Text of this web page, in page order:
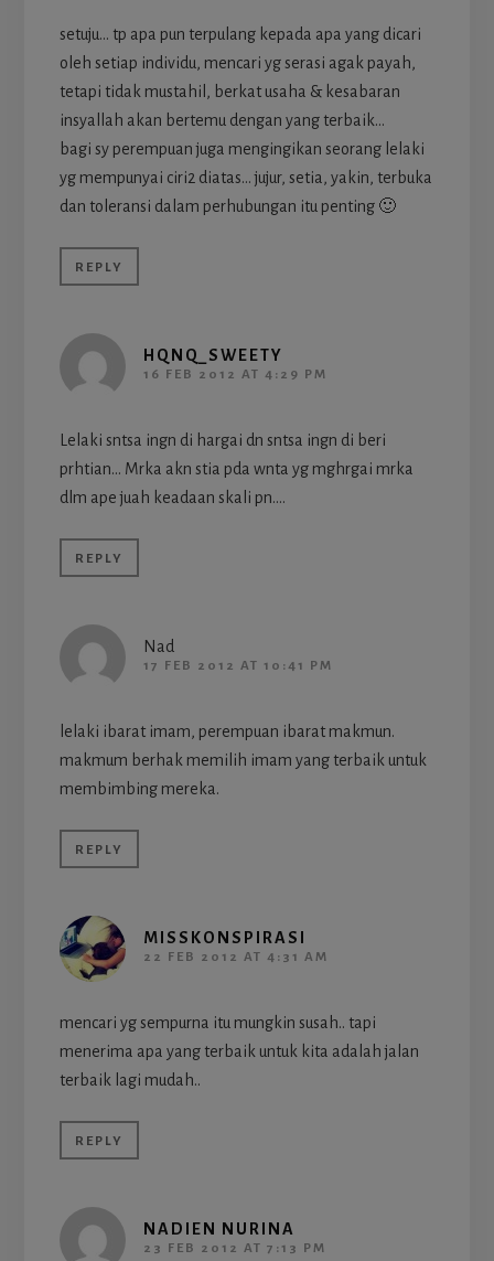
setuju… tp apa pun terpulang kepada apa yang dicari
oleh setiap individu, mencari yg serasi agak payah,
tetapi tidak mustahil, berkat usaha & kesabaran
insyallah akan bertemu dengan yang terbaik…
bagi sy perempuan juga mengingikan seorang lelaki
yg mempunyai ciri2 diatas… jujur, setia, yakin, terbuka
dan toleransi dalam perhubungan itu penting 🙂
REPLY
HQNQ_SWEETY
16 FEB 2012 AT 4:29 PM
Lelaki sntsa ingn di hargai dn sntsa ingn di beri
prhtian… Mrka akn stia pda wnta yg mghrgai mrka
dlm ape juah keadaan skali pn….
REPLY
Nad
17 FEB 2012 AT 10:41 PM
lelaki ibarat imam, perempuan ibarat makmun.
makmum berhak memilih imam yang terbaik untuk
membimbing mereka.
REPLY
MISSKONSPIRASI
22 FEB 2012 AT 4:31 AM
mencari yg sempurna itu mungkin susah.. tapi
menerima apa yang terbaik untuk kita adalah jalan
terbaik lagi mudah..
REPLY
NADIEN NURINA
23 FEB 2012 AT 7:13 PM